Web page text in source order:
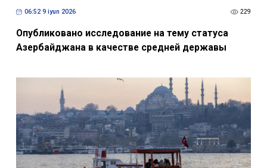
06:52 9 iyun 2026 229
Опубликовано исследование на тему статуса
Азербайджана в качестве средней державы